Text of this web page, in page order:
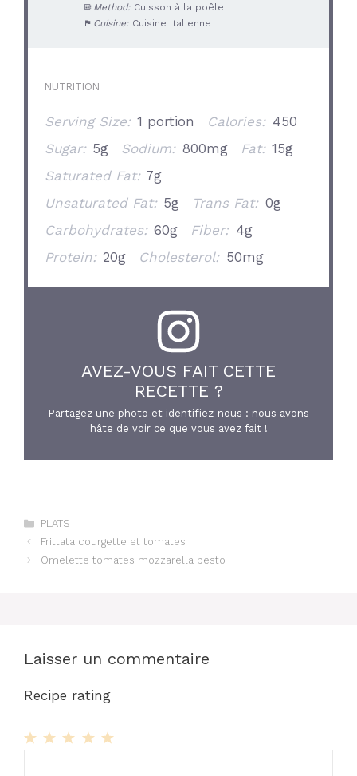
Method: Cuisson à la poêle
Cuisine: Cuisine italienne
NUTRITION
Serving Size: 1 portion Calories: 450
Sugar: 5g Sodium: 800mg Fat: 15g
Saturated Fat: 7g
Unsaturated Fat: 5g Trans Fat: 0g
Carbohydrates: 60g Fiber: 4g
Protein: 20g Cholesterol: 50mg
AVEZ-VOUS FAIT CETTE
RECETTE ?
Partagez une photo et identifiez-nous : nous avons
hâte de voir ce que vous avez fait !
Catégories
PLATS
Frittata courgette et tomates
Omelette tomates mozzarella pesto
Laisser un commentaire
Recipe rating